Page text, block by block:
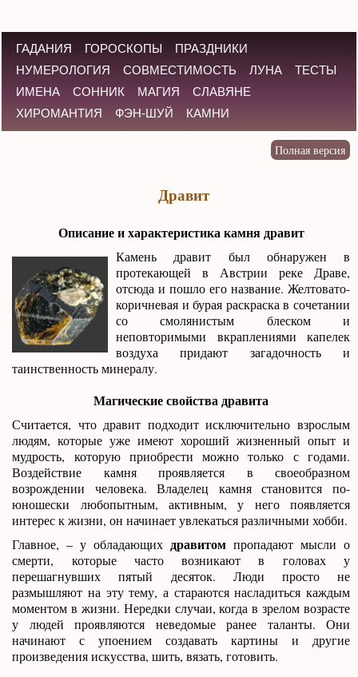
ГАДАНИЯ ГОРОСКОПЫ
ПРАЗДНИКИ
НУМЕРОЛОГИЯ
СОВМЕСТИМОСТЬ ЛУНА
ТЕСТЫ
ИМЕНА
СОННИК МАГИЯ
СЛАВЯНЕ
ХИРОМАНТИЯ
ФЭН-ШУЙ КАМНИ
Дравит
Описание и характеристика камня дравит
Камень дравит был обнаружен в
протекающей в Австрии реке Драве,
отсюда и пошло его название. Желтовато-
коричневая и бурая раскраска в сочетании
со смолянистым блеском и
неповторимыми вкраплениями капелек
воздуха придают загадочность и
таинственность минералу.
Магические свойства дравита
Считается, что дравит подходит исключительно взрослым
людям, которые уже имеют хороший жизненный опыт и
мудрость, которую приобрести можно только с годами.
Воздействие камня проявляется в своеобразном
возрождении человека. Владелец камня становится по-
юношески любопытным, активным, у него появляется
интерес к жизни, он начинает увлекаться различными хобби.
Главное, – у обладающих дравитом пропадают мысли о
смерти, которые часто возникают в головах у
перешагнувших пятый десяток. Люди просто не
размышляют на эту тему, а стараются насладиться каждым
моментом в жизни. Нередки случаи, когда в зрелом возрасте
у людей проявляются неведомые ранее таланты. Они
начинают с упоением создавать картины и другие
произведения искусства, шить, вязать, готовить.